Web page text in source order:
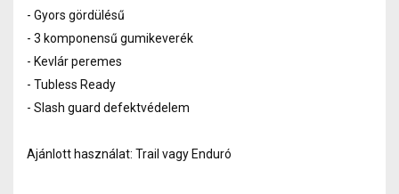
- Gyors gördülésű
- 3 komponensű gumikeverék
- Kevlár peremes
- Tubless Ready
- Slash guard defektvédelem
Ajánlott használat: Trail vagy Enduró